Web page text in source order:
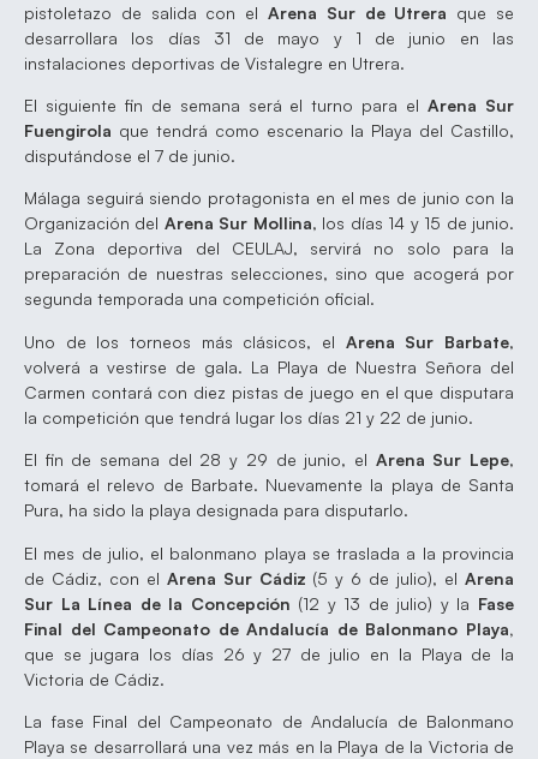
pistoletazo de salida con el Arena Sur de Utrera que se
desarrollara los días 31 de mayo y 1 de junio en las
instalaciones deportivas de Vistalegre en Utrera.
El siguiente fin de semana será el turno para elArena Sur
Fuengirola que tendrá como escenario la Playa del Castillo,
disputándose el 7 de junio.
Málaga seguirá siendo protagonista en el mes de junio con la
Organización del Arena Sur Mollina, los días 14 y 15 de junio.
La Zona deportiva del CEULAJ, servirá no solo para la
preparación de nuestras selecciones, sino que acogerá por
segunda temporada una competición oficial.
Uno de los torneos más clásicos, el Arena Sur Barbate,
volverá a vestirse de gala. La Playa de Nuestra Señora del
Carmen contará con diez pistas de juego en el que disputara
la competición que tendrá lugar los días 21 y 22 de junio.
El fin de semana del 28 y 29 de junio, el Arena Sur Lepe,
tomará el relevo de Barbate. Nuevamente la playa de Santa
Pura, ha sido la playa designada para disputarlo.
El mes de julio, el balonmano playa se traslada a la provincia
de Cádiz, con el Arena Sur Cádiz (5 y 6 de julio), elArena
Sur La Línea de la Concepción (12 y 13 de julio) y la Fase
Final del Campeonato de Andalucía de Balonmano Playa,
que se jugara los días 26 y 27 de julio en la Playa de la
Victoria de Cádiz.
La fase Final del Campeonato de Andalucía de Balonmano
Playa se desarrollará una vez más en la Playa de la Victoria de